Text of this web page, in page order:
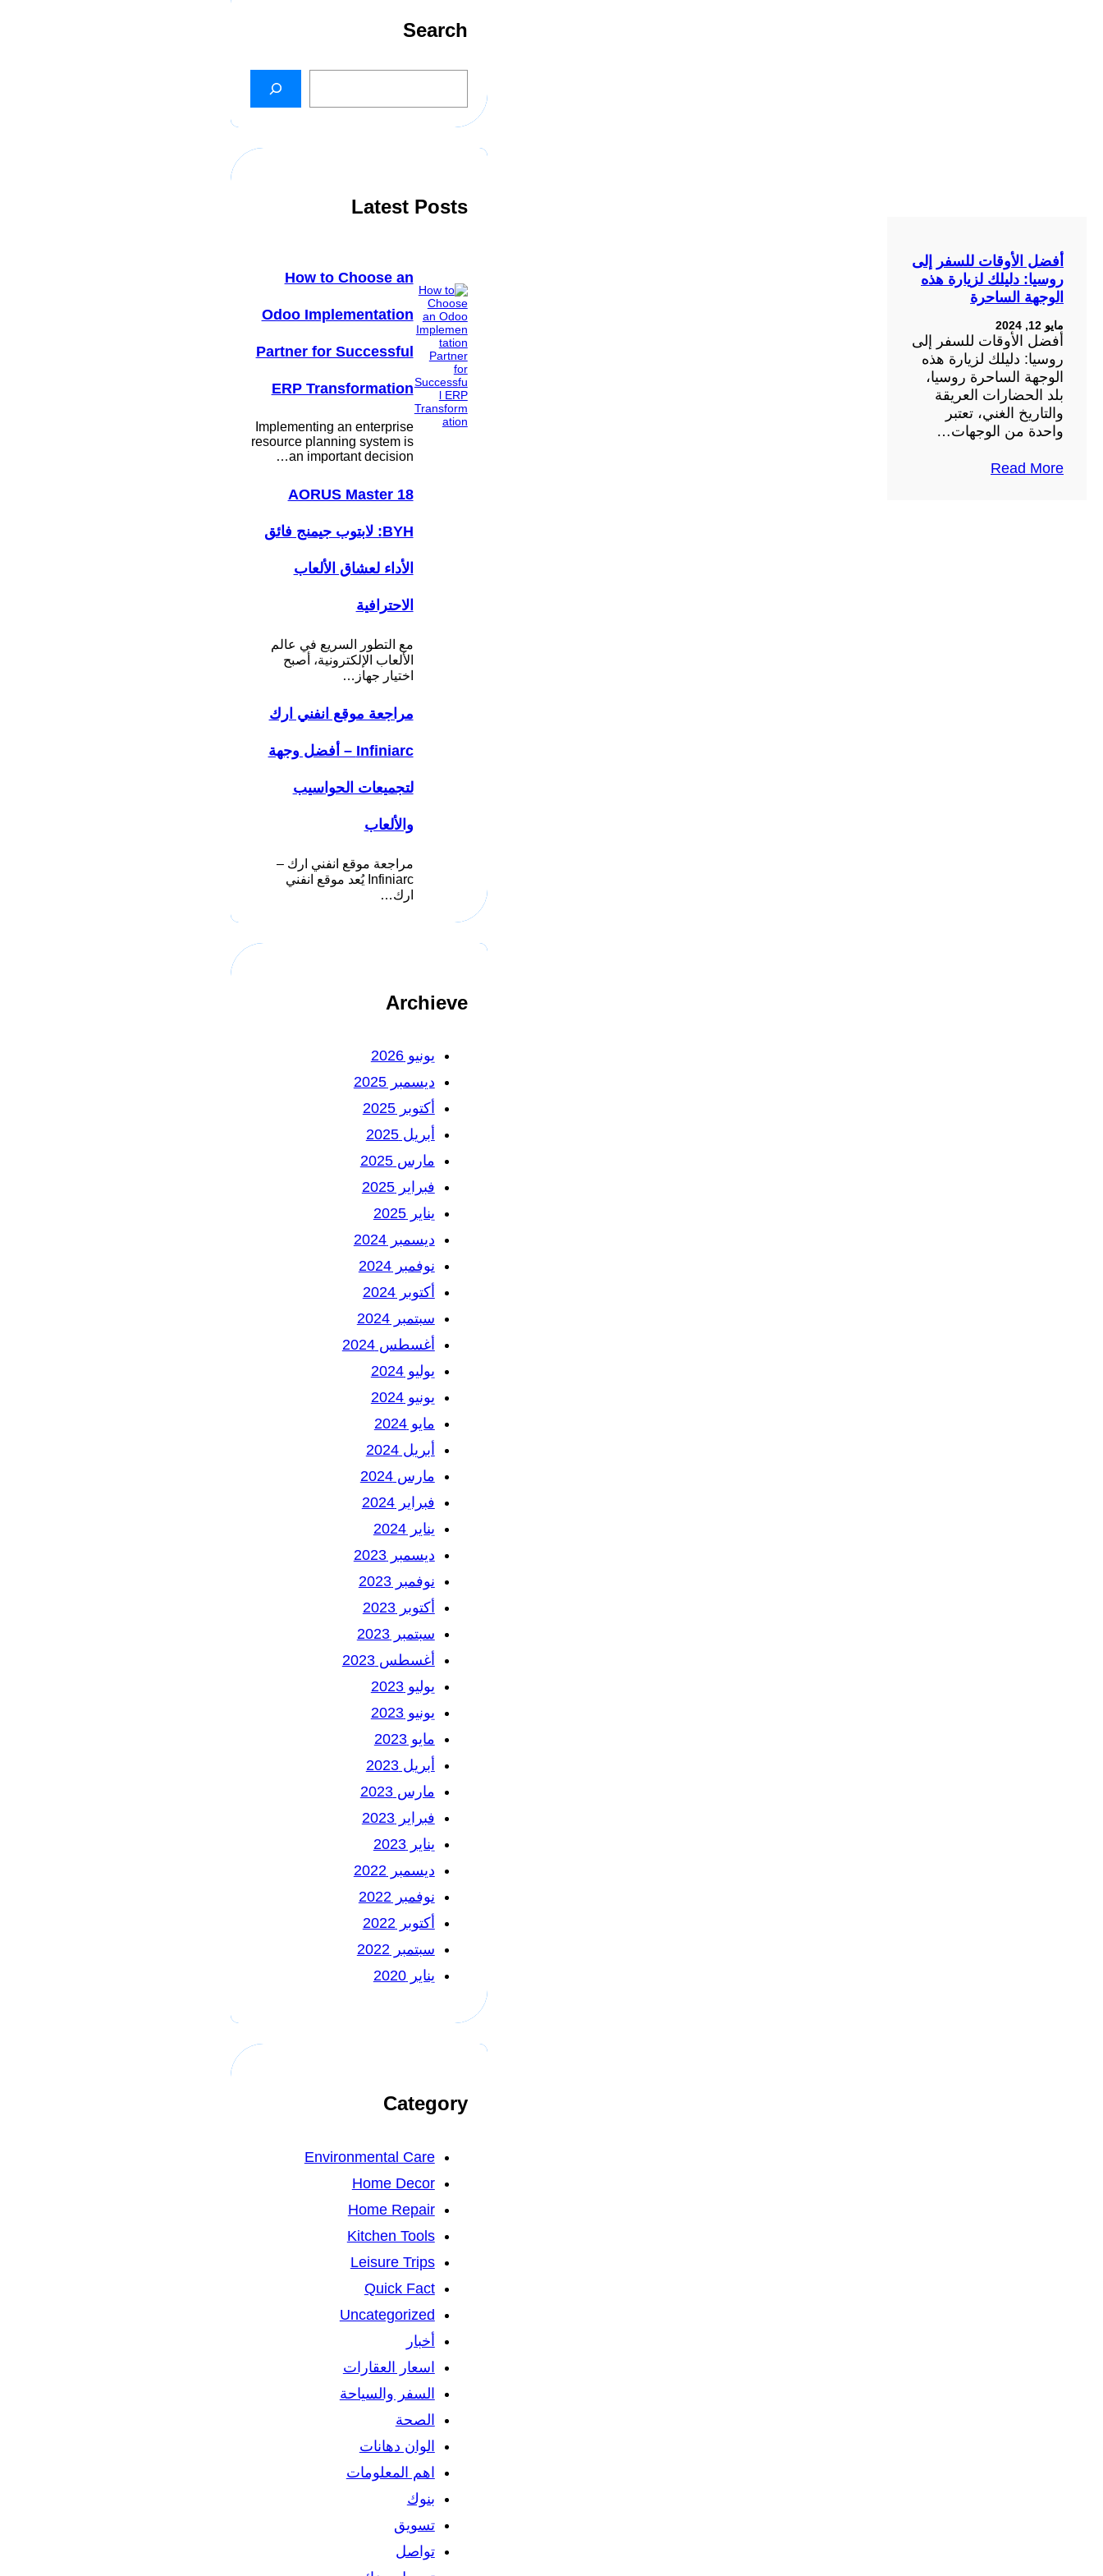
أفضل الأوقات للسفر إلى
روسيا: دليلك لزيارة هذه
الوجهة الساحرة
مايو 12, 2024
أفضل الأوقات للسفر إلى
روسيا: دليلك لزيارة هذه
الوجهة الساحرة روسيا،
بلد الحضارات العريقة
والتاريخ الغني، تعتبر
واحدة من الوجهات…
Read More
Search
c
Latest Posts
How to Choose an
Odoo Implementation
Partner for Successful
ERP Transformation
Implementing an enterprise
resource planning system is
an important decision…
AORUS Master 18
BYH: لابتوب جيمنج فائق
الأداء لعشاق الألعاب
الاحترافية
مع التطور السريع في عالم
الألعاب الإلكترونية، أصبح
اختيار جهاز…
مراجعة موقع انفني ارك
Infiniarc – أفضل وجهة
لتجميعات الحواسيب
والألعاب
مراجعة موقع انفني ارك –
Infiniarc يُعد موقع انفني
ارك…
Archieve
يونيو 2026
ديسمبر 2025
أكتوبر 2025
أبريل 2025
مارس 2025
فبراير 2025
يناير 2025
ديسمبر 2024
نوفمبر 2024
أكتوبر 2024
سبتمبر 2024
أغسطس 2024
يوليو 2024
يونيو 2024
مايو 2024
أبريل 2024
مارس 2024
فبراير 2024
يناير 2024
ديسمبر 2023
نوفمبر 2023
أكتوبر 2023
سبتمبر 2023
أغسطس 2023
يوليو 2023
يونيو 2023
مايو 2023
أبريل 2023
مارس 2023
فبراير 2023
يناير 2023
ديسمبر 2022
نوفمبر 2022
أكتوبر 2022
سبتمبر 2022
يناير 2020
Category
Environmental Care
Home Decor
Home Repair
Kitchen Tools
Leisure Trips
Quick Fact
Uncategorized
أخبار
اسعار العقارات
السفر والسياحة
الصحة
الوان دهانات
اهم المعلومات
بنوك
تسويق
تواصل